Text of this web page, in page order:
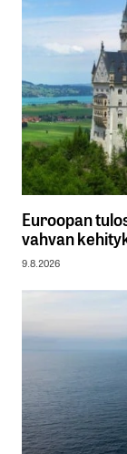
Euroopan
vahvan
9.8.2026